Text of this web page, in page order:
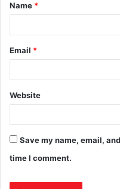
Name *
Email *
Website
Save my name, email,
time I comment.